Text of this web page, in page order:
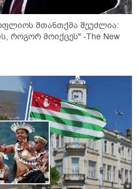
შთანთქმა შეუძლია:
მოიქცეს" -The New